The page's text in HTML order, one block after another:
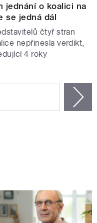
jednání o koalici na
se jedná dál
čtyř stran
nepřinesla verdikt,
4 roky